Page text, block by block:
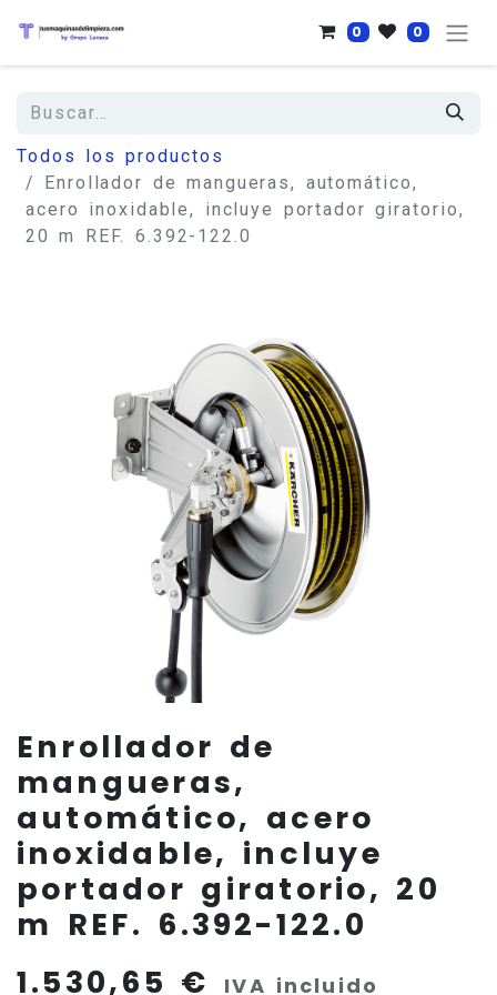
0 0
Todos los productos
Enrollador de mangueras, automático,
acero inoxidable, incluye portador giratorio,
20 m REF. 6.392-122.0
Enrollador de
mangueras,
automático, acero
inoxidable, incluye
portador giratorio, 20
m REF. 6.392-122.0
1.530,65 € IVA incluido